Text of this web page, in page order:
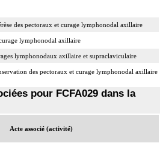
des pectoraux et curage lymphonodal axillaire
lymphonodal axillaire
lymphonodaux axillaire et supraclaviculaire
des pectoraux et curage lymphonodal axillaire
pour FCFA029 dans la
Acte associé (activité)